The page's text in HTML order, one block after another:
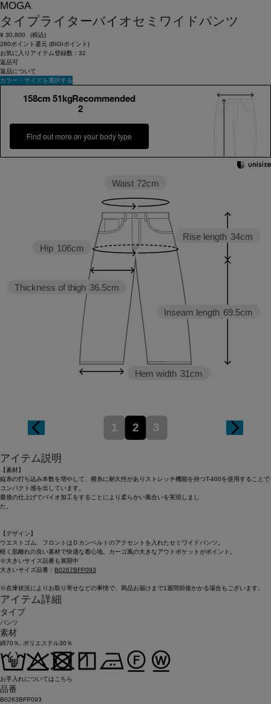
MOGA
タイプライターバイオセミワイドパンツ
¥ 30,800
(税込)
280ポイント還元 (BIGIポイント)
お気に入りアイテム登録数： 32
返品可
返品について
カラー・サイズを選択する
158cm 51kgRecommended
2
Find out more on your body type
Inseam length 69.5cm
Rise length 34cm
Hem width 31cm
Thickness of thigh 36.5cm
Hip 106cm
Waist 72cm
1 2 3
アイテム説明
【素材】
縦糸の打ち込み本数を増やして、横糸に耐久性がありストレッチ機能を持つT-400を使用することで
コンパクト感を出しています。
最後の仕上げでバイオ加工をすることにより柔らかい風合いを実現しまし
【デザイン】
ウエストゴム、フロントはＤカンベルトのアクセントを入れたセミワイドパンツ。
軽く肌離れの良い素材で快適な着心地。カーゴ風の大きなアウトポケットがポイント。
※大きいサイズ品番も展開中
大きいサイズ品番： B0267BFP093
※在庫状況によりお取り寄せなどの事情で、商品お届けまで1週間前後かかる場合もございます。
アイテム詳細
タイプ
パンツ
素材
綿70％, ポリエステル30％
お手入れについてはこちら
品番
B0263BFP093